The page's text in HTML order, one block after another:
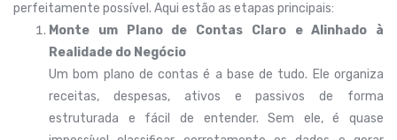
perfeitamente possível. Aqui estão as etapas principais:
Monte um Plano de Contas Claro e Alinhado à
Realidade do Negócio
Um bom plano de contas é a base de tudo. Ele organiza
receitas, despesas, ativos e passivos de forma
estruturada e fácil de entender. Sem ele, é quase